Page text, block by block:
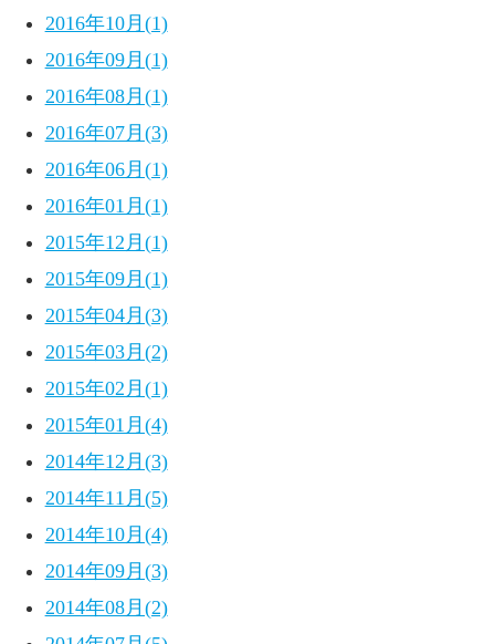
2016年10月(1)
2016年09月(1)
2016年08月(1)
2016年07月(3)
2016年06月(1)
2016年01月(1)
2015年12月(1)
2015年09月(1)
2015年04月(3)
2015年03月(2)
2015年02月(1)
2015年01月(4)
2014年12月(3)
2014年11月(5)
2014年10月(4)
2014年09月(3)
2014年08月(2)